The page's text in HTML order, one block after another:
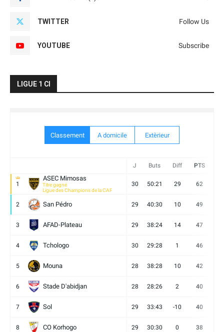
TWITTER Follow Us
YOUTUBE Subscribe
LIGUE 1 CI
Classement A domicile Extèrieur
J Buts Diff PTS
1
ASEC Mimosas
Titre gagné
Ligue des Champions de la CAF
30 50:21 29 62
2 San Pédro 29 40:30 10 49
3 AFAD-Plateau 29 38:24 14 47
4 Tchologo 30 29:28 1 46
5 Mouna 28 38:28 10 42
6 Stade D'abidjan 28 28:26 2 40
7 Sol 29 33:43 -10 40
8 CO Korhogo 29 30:30 0 38